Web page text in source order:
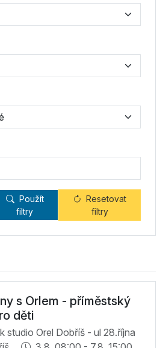
Použít
filtry
Resetovat
filtry
s Orlem - příměstský
děti
studio Orel Dobříš - ul 28.října